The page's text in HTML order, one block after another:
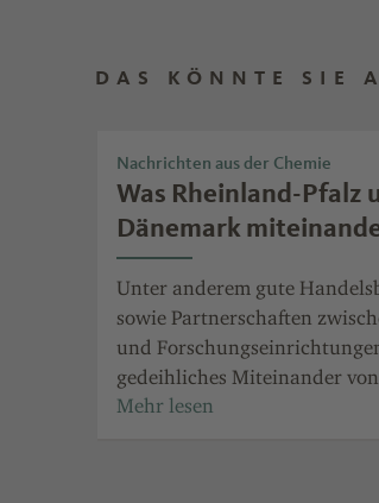
DAS KÖNNTE SIE
Nachrichten aus der Chemie
Was Rheinland-Pfalz
Dänemark
Unter anderem gute
sowie Partnerschaften
und
gedeihliches Miteinander
und Dänemark. Dies wurde